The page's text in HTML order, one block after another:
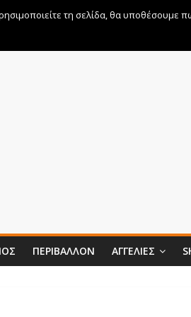
ΠΕΡΙΒΆΛΛΟΝ ΑΓΓΕΛΊΕΣ
τη σελίδα, θα υποθέσουμε